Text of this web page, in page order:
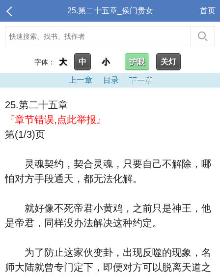
25.第二十五章_侯门贵女 首页
字体： 大 中 小 护眼 关灯
上一章 目录 下一章
25.第二十五章
『章节错误,点此举报』
第(1/3)页
灵魂契约，契合灵魂，只要自己不解除，哪
怕对方手段通天，都无法化解。
就好像不死帝君小黄鸡，之前只是神王，他
是帝君，同样没办法解决这种约定。
为了防止这家伙变卦，出现反噬的现象，名
师大陆就曾专门定下，即便对方可以脱离天道之